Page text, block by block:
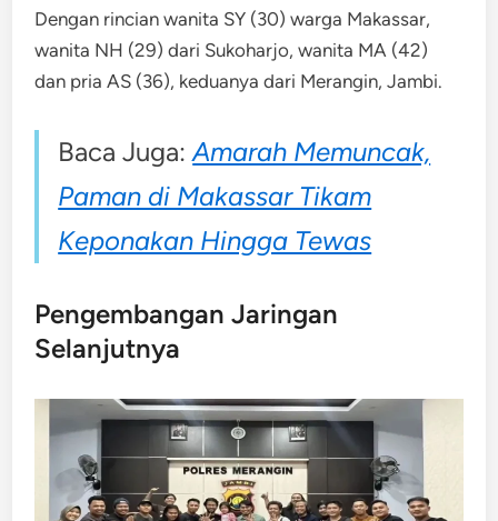
Dengan rincian wanita SY (30) warga Makassar,
wanita NH (29) dari Sukoharjo, wanita MA (42)
dan pria AS (36), keduanya dari Merangin, Jambi.
Baca Juga:Amarah Memuncak,
Paman di Makassar Tikam
Keponakan Hingga Tewas
Pengembangan Jaringan
Selanjutnya